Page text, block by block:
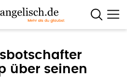
über seinen